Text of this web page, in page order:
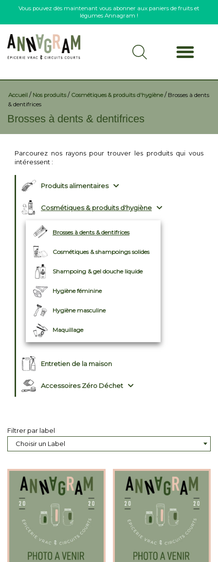
Accueil / Nos produits/ Cosmétiques & produits d'hygiène/ Brosses à dents
& dentifrices
Brosses à dents & dentifrices
Parcourez nos rayons pour trouver les produits qui vous
intéressent :
Produits alimentaires
Cosmétiques & produits d'hygiène
Brosses à dents & dentifrices
Cosmétiques & shampoings solides
Shampoing & gel douche liquide
Hygiène féminine
Hygiène masculine
Maquillage
Entretien de la maison
Accessoires Zéro Déchet
Filtrer par label
Choisir un Label
Vous pouvez dès maintenant vous abonner aux paniers de fruits et
légumes Annagram !